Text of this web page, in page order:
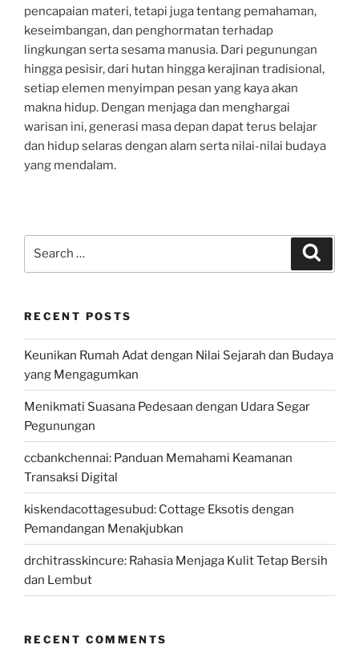
pencapaian materi, tetapi juga tentang pemahaman,
keseimbangan, dan penghormatan terhadap
lingkungan serta sesama manusia. Dari pegunungan
hingga pesisir, dari hutan hingga kerajinan tradisional,
setiap elemen menyimpan pesan yang kaya akan
makna hidup. Dengan menjaga dan menghargai
warisan ini, generasi masa depan dapat terus belajar
dan hidup selaras dengan alam serta nilai-nilai budaya
yang mendalam.
RECENT POSTS
Keunikan Rumah Adat dengan Nilai Sejarah dan Budaya
yang Mengagumkan
Menikmati Suasana Pedesaan dengan Udara Segar
Pegunungan
ccbankchennai: Panduan Memahami Keamanan
Transaksi Digital
kiskendacottagesubud: Cottage Eksotis dengan
Pemandangan Menakjubkan
drchitrasskincure: Rahasia Menjaga Kulit Tetap Bersih
dan Lembut
RECENT COMMENTS